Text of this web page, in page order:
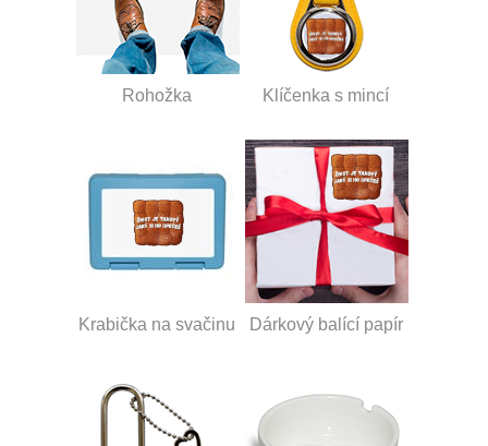
Rohožka Klíčenka s mincí
Krabička na svačinu Dárkový balící papír